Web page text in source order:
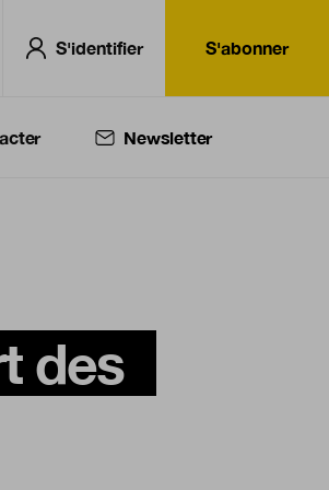
S'identifier S'abonner
Newsletter
des